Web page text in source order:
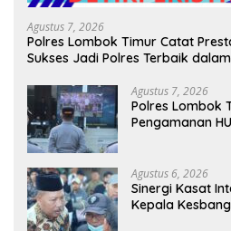
Agustus 7, 2026
Polres Lombok Timur Catat
Sukses Jadi Polres Terbaik
Agustus 7, 2026
Polres Lombok
Pengamanan
Agustus 6, 2026
Sinergi Kasat
Kepala